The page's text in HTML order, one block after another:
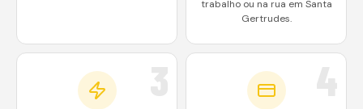
trabalho ou na rua em Santa
Gertrudes.